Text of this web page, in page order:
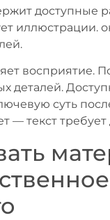
доступные
иллюстрации.
восприятие.
деталей.
суть
— текст требует